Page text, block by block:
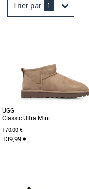
Trier par 1
UGG
Classic Ultra Mini
170,00 €
139,99 €